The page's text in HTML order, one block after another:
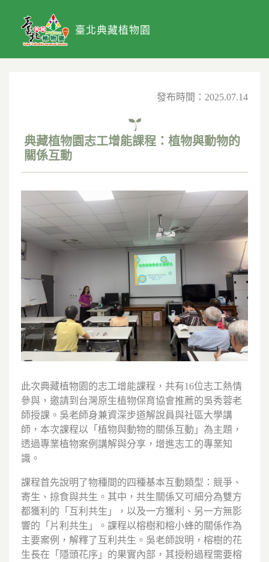
臺北典藏植物園
發布時間：2025.07.14
典藏植物園志工增能課程：植物與動物的
關係互動
此次典藏植物園的志工增能課程，共有16位志工熱情
參與，邀請到台灣原生植物保育協會推薦的吳秀蓉老
師授課。吳老師身兼資深步道解說員與社區大學講
師，本次課程以「植物與動物的關係互動」為主題，
透過專業植物案例講解與分享，增進志工的專業知
識。
課程首先說明了物種間的四種基本互動類型：競爭、
寄生、掠食與共生。其中，共生關係又可細分為雙方
都獲利的「互利共生」，以及一方獲利、另一方無影
響的「片利共生」。課程以榕樹和榕小蜂的關係作為
主要案例，解釋了互利共生。吳老師說明，榕樹的花
生長在「隱頭花序」的果實內部，其授粉過程需要榕